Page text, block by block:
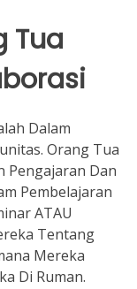
Tua
Dalam
Orang Tua
Pengajaran Dan
Pembelajaran
ATAU
Tentang
Mereka
Di Ruman.